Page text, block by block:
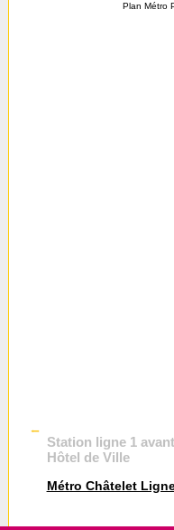
Plan Métro
Station ligne 1 avant
Hôtel de Ville
Métro Châtelet